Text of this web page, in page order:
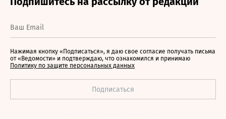
Нажимая кнопку «Подписаться», я даю свое согласие получать письма
от «Ведомости» и подтверждаю, что ознакомился и принимаю
Политику по защите персональных данных